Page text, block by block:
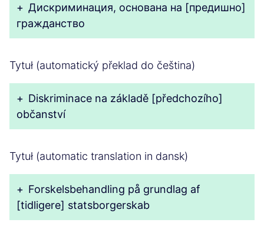
+ Дискриминация, основана на [предишно]
гражданство
Tytuł (automatický překlad do čeština)
+ Diskriminace na základě [předchozího]
občanství
Tytuł (automatic translation in dansk)
+ Forskelsbehandling på grundlag af
[tidligere] statsborgerskab